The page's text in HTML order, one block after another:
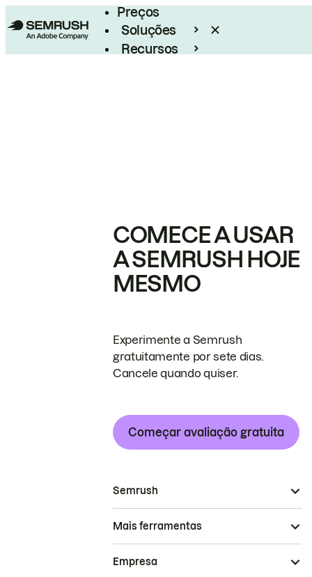
Preços
Soluções
Recursos
COMECE A USAR
A SEMRUSH HOJE
MESMO
Experimente a Semrush
gratuitamente por sete dias.
Cancele quando quiser.
Começar avaliação gratuita
Semrush
Mais ferramentas
Empresa